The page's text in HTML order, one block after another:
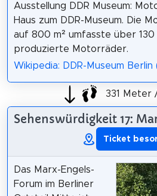
Ausstellung DDR Museum:
Haus zum DDR-Museum. Die
auf 800 m² umfasste über 130
produzierte Motorräder.
Wikipedia: DDR-Museum Berlin
331 Meter
Sehenswürdigkeit 17:
Ticket
Das Marx-Engels-
Forum im Berliner